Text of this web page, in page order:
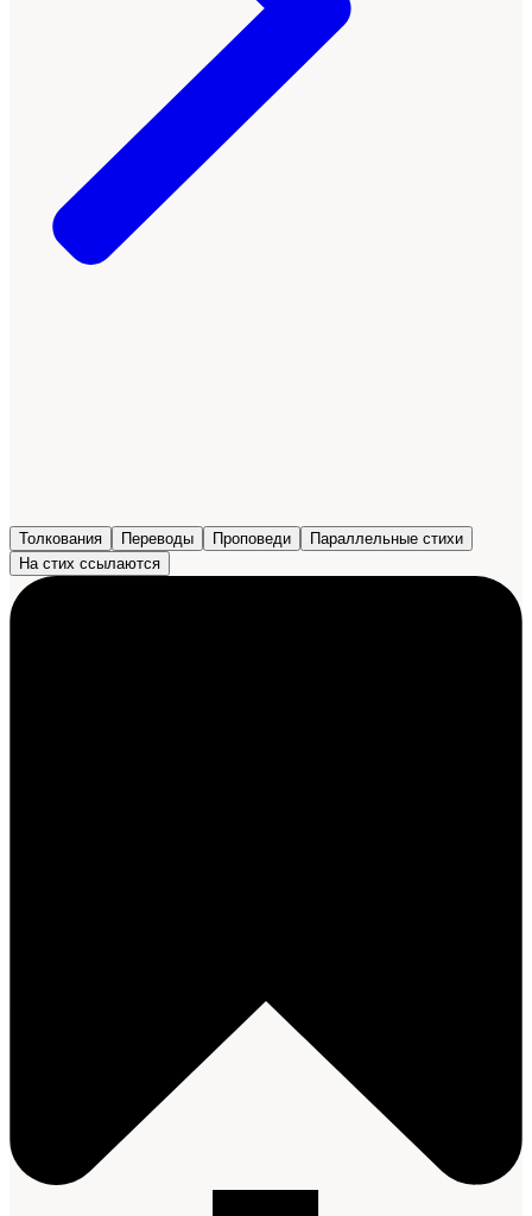
Толкования Переводы Проповеди
Параллельные стихи
На стих ссылаются